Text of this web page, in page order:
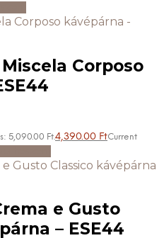
Corposo
5,090.00 Ft.4,390.00 FtCurrent
e Gusto
– ESE44